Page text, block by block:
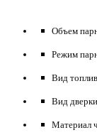
Объем
Режим
Вид
Вид
Материал